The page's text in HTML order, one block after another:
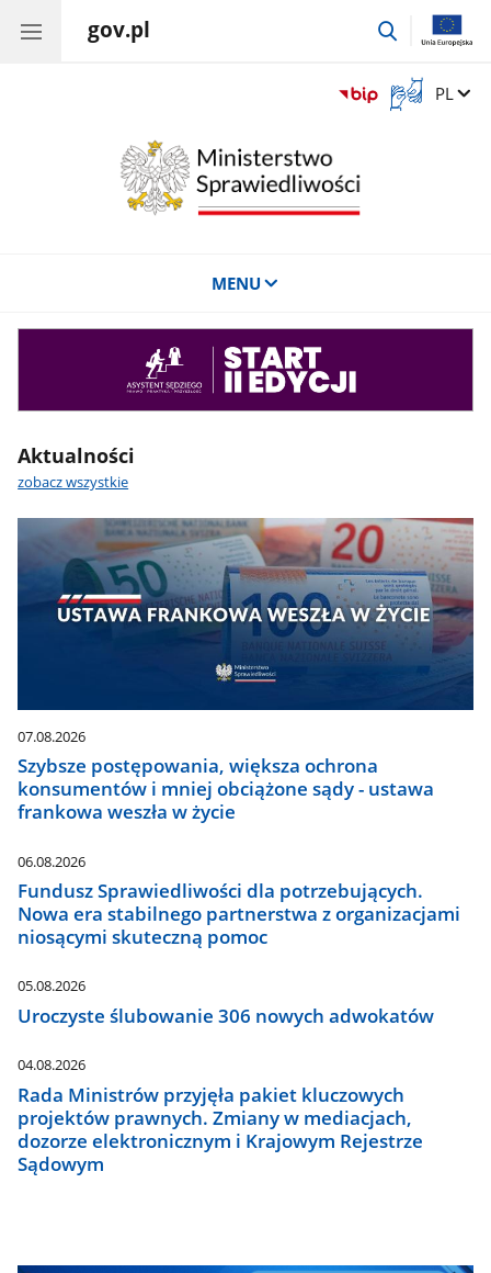
gov.pl
przejdź
Otwórz
okno
Zmień
PL
MENU
Aktualności
zobacz wszystkie
07.08.2026
Szybsze postępowania, większa ochrona
konsumentów i mniej obciążone sądy - ustawa
frankowa weszła w życie
06.08.2026
Fundusz Sprawiedliwości dla potrzebujących.
Nowa era stabilnego partnerstwa z organizacjami
niosącymi skuteczną pomoc
05.08.2026
Uroczyste ślubowanie 306 nowych adwokatów
04.08.2026
Rada Ministrów przyjęła pakiet kluczowych
projektów prawnych. Zmiany w mediacjach,
dozorze elektronicznym i Krajowym Rejestrze
Sądowym